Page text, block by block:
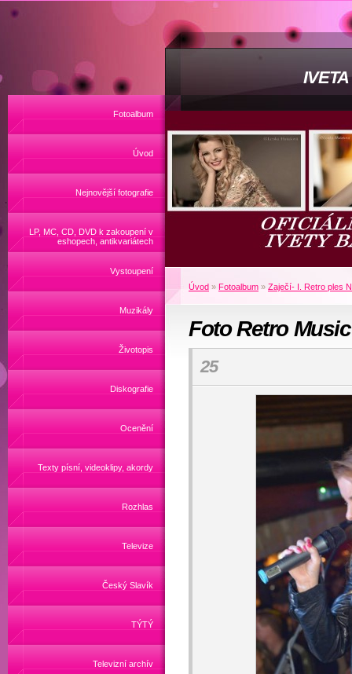
Fotoalbum
Úvod
Nejnovější fotografie
LP, MC, CD, DVD k zakoupení v
eshopech, antikvariátech
Vystoupení
Muzikály
Životopis
Diskografie
Ocenění
Texty písní, videoklipy, akordy
Rozhlas
Televize
Český Slavík
TÝTÝ
Televizní archív
Úvod » Fotoalbum » Zaječí- I. Retro ples
Foto Retro
25